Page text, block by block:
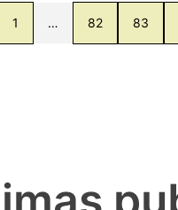
1 … 82 83